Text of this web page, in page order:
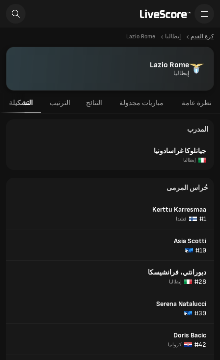
كرة القدم إيطاليا Lazio Rome
Lazio Rome
إيطاليا
نظرة عامة مباريات مجدولة النتائج الترتيب التشكيلة
المدرب
جيانلوكا غراسادونيا
إيطاليا
حُراس المرمى
Kerttu Karresmaa
#1
فنلندا
Asia Scotti
#19
ديورانتي، فرانشيسكا
#28
إيطاليا
Serena Natalucci
#39
Doris Bacic
#42
كرواتيا